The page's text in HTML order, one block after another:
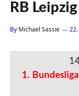
RB
By Michael Sassie
1.